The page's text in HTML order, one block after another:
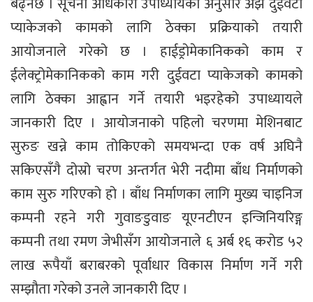
प्याकेजको कामको लागि ठेक्का प्रक्रियाको तयारी
आयोजनाले गरेको छ । हाईड्रोमेकानिकको काम र
ईलेक्ट्रोमेकानिकको काम गरी दुईवटा प्याकेजको कामको
लागि ठेक्का आह्वान गर्ने तयारी भइरहेको उपाध्यायले
जानकारी दिए । आयोजनाको पहिलो चरणमा मेशिनबाट
सुरुङ खन्ने काम तोकिएको समयभन्दा एक वर्ष अघिनै
सकिएसँगै दोस्रो चरण अन्तर्गत भेरी नदीमा बाँध निर्माणको
काम सुरु गरिएको हो । बाँध निर्माणका लागि मुख्य चाइनिज
कम्पनी रहने गरी गुवाङडुवाङ यूएनटीएन इन्जिनियरिङ्ग
कम्पनी तथा रमण जेभीसँग आयोजनाले ६ अर्ब १६ करोड ५२
लाख रूपैयाँ बराबरको पूर्वाधार विकास निर्माण गर्ने गरी
सम्झौता गरेको उनले जानकारी दिए ।